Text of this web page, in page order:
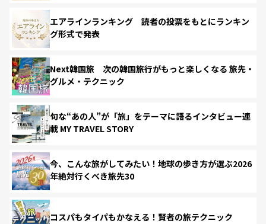
エアラインランキング 読者の投票をもとにランキン
グ形式で発表
Next韓国旅 次の韓国旅行がもっと楽しくなる 旅先・
グルメ・テクニック
旬な“あの人”が「旅」をテーマに語るインタビュー連
載 MY TRAVEL STORY
今、こんな旅がしてみたい！地球の歩き方が選ぶ2026
年絶対行くべき旅先30
コスパもタイパもかなえる！賢者の旅テクニック